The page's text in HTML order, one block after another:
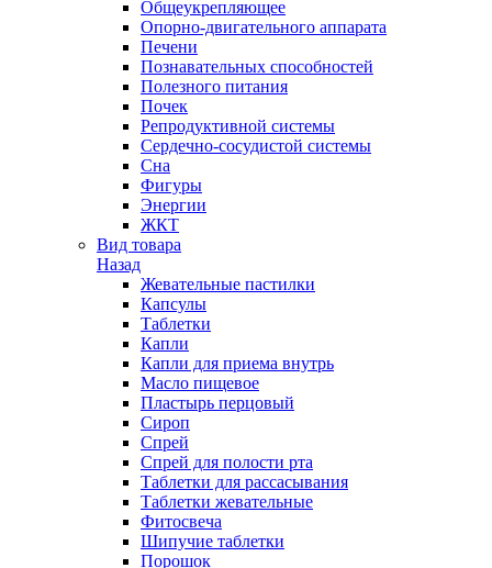
Общеукрепляющее
Опорно-двигательного аппарата
Печени
Познавательных способностей
Полезного питания
Почек
Репродуктивной системы
Сердечно-сосудистой системы
Сна
Фигуры
Энергии
ЖКТ
Вид товара
Назад
Жевательные пастилки
Капсулы
Таблетки
Капли
Капли для приема внутрь
Масло пищевое
Пластырь перцовый
Сироп
Спрей
Спрей для полости рта
Таблетки для рассасывания
Таблетки жевательные
Фитосвеча
Шипучие таблетки
Порошок